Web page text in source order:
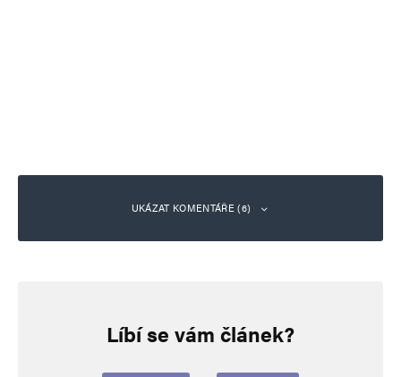
UKÁZAT KOMENTÁŘE (6)
26. 3. 2026 (9:07)
Líbí se vám článek?